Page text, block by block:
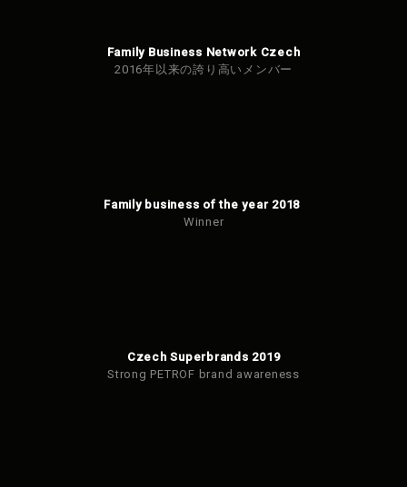
Family Business Network Czech
2016年以来の誇り高いメンバー
Family business of the year 2018
Winner
Czech Superbrands 2019
Strong PETROF brand awareness